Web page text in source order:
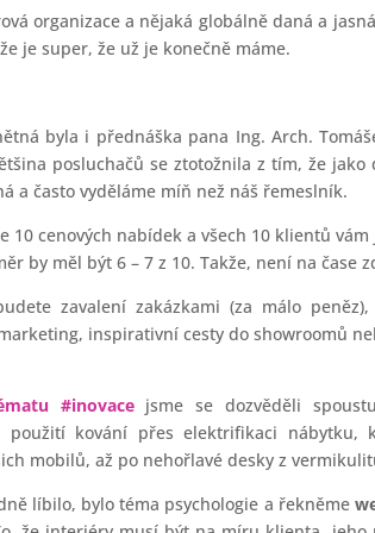
organizace a nějaká globálně daná a
je super, že už je konečně máme.
byla i přednáška pana Ing. Arch.
posluchačů se ztotožnila z tím, že
a často vyděláme míň než náš řemeslník.
10 cenových nabídek a všech 10 klientů
by měl být 6 – 7 z 10. Takže, není na čase
zavalení zakázkami (za málo
inspirativní cesty do showroomů
#inovacejsme se dozvěděli
použití kování přes elektrifikaci nábytku,
mobilů, až po nehořlavé desky z
líbilo, bylo téma psychologie a řekněme